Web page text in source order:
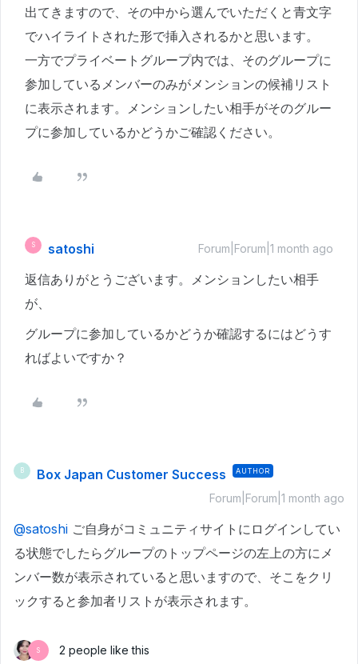
出てきますので、その中から選んでいただくと青文字
でハイライトされた形で挿入されるかと思います。
一方でプライベートグループ内では、そのグループに
参加しているメンバーのみがメンションの候補リスト
に表示されます。メンションしたい相手がそのグルー
プに参加しているかどうかご確認ください。
S satoshi Forum|Forum|1 month ago
返信ありがとうございます。メンションしたい相手
が、
グループに参加しているかどうか確認するにはどうす
ればよいですか？
B Box Japan Customer Success AUTHOR
Forum|Forum|1 month ago
@satoshi ご自身がコミュニティサイトにログインしてい
る状態でしたらグループのトップページの左上の方にメ
ンバー数が表示されていると思いますので、そこをクリ
ックすると参加者リストが表示されます。
S 2 people like this